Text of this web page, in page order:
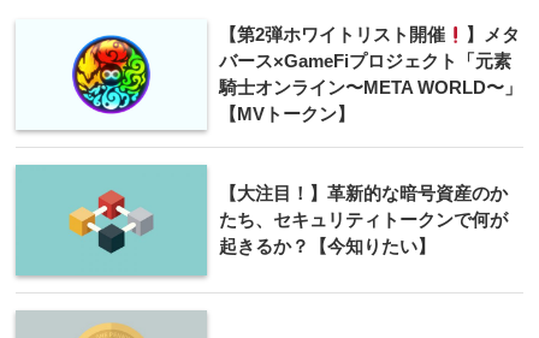
【第2弾ホワイトリスト開催
】メタ
バース×GameFiプロジェクト「元素
騎士オンライン〜META WORLD〜」
【MVトークン】
【大注目！】革新的な暗号資産のか
たち、セキュリティトークンで何が
起きるか？【今知りたい】